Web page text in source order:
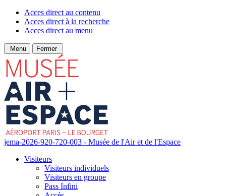
Acces direct au contenu
Acces direct à la recherche
Acces direct au menu
Menu Fermer
jema-2026-920-720-003 - Musée de l'Air et de l'Espace
Visiteurs
Visiteurs individuels
Visiteurs en groupe
Pass Infini